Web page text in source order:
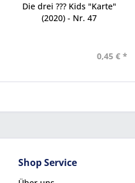
Die drei ??? Kids "Karte"
(2020) - Nr. 47
0,45 € *
Shop Service